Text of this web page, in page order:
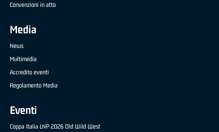
Convenzioni in atto
Media
News
Multimedia
Accredito eventi
Regolamento Media
Eventi
Coppa Italia LNP 2026 Old Wild West